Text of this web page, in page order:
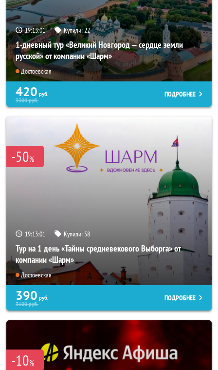
19:13:00 Купили: 22
1-дневный тур «Великий Новгород — сердце земли
русской» от компании «Шарм»
Достоевская
420 руб.
3300руб.
ПОДРОБНЕЕ
-50%
19:13:00 Купили: 58
Тур на 1 день «Тайны средневекового Выборга» от
компании «Шарм»
Достоевская
390 руб.
3100руб.
ПОДРОБНЕЕ
-10%